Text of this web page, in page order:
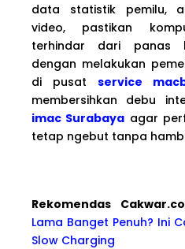
data statistik pemilu,
video, pastikan
terhindar dari panas
dengan melakukan
di pusat service
membersihkan debu
imac Surabaya agar
tetap ngebut tanpa
Rekomendas Cakwa
Lama Banget Penuh? Ini
Slow Charging